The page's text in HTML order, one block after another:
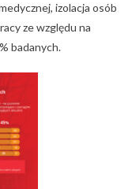
izolacja osób
ze względu na
badanych.